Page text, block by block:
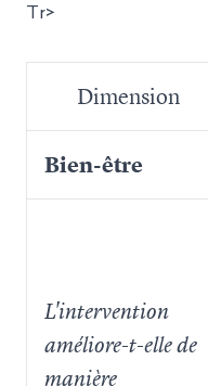
Tr>
Dimension
Bien-être
L'intervention
améliore-t-elle de
manière